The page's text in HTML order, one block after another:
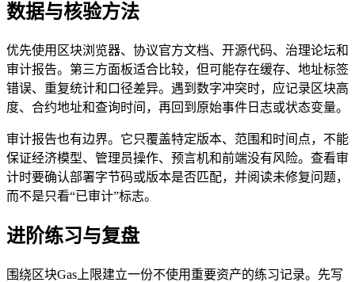
数据与核验方法
优先使用区块浏览器、协议官方文档、开源代码、治理论坛和
审计报告。第三方面板适合比较，但可能存在缓存、地址标签
错误、重复统计和口径差异。遇到数字冲突时，应记录区块高
度、合约地址和查询时间，再回到原始事件日志或状态变量。
审计报告也有边界。它只覆盖特定版本、范围和时间点，不能
保证经济模型、管理员操作、预言机和前端没有风险。查看审
计时要确认部署字节码或版本是否匹配，并阅读未修复问题，
而不是只看“已审计”标志。
进阶练习与复盘
围绕区块Gas上限建立一份不使用重要资产的练习记录。先写